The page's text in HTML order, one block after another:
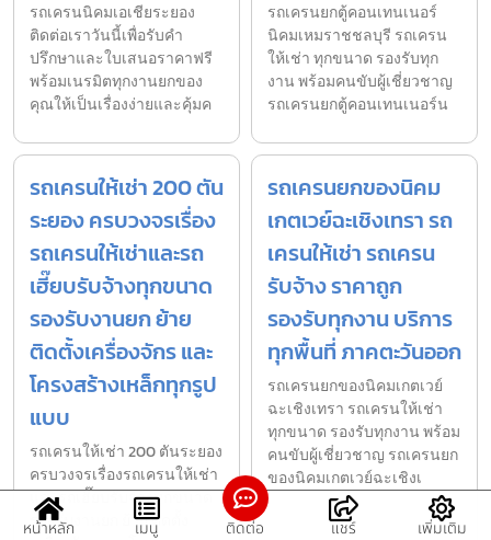
รถเครนนิคมเอเชียระยอง
ติดต่อเราวันนี้เพื่อรับคำ
ปรึกษาและใบเสนอราคาฟรี
พร้อมเนรมิตทุกงานยกของ
คุณให้เป็นเรื่องง่ายและคุ้มค
รถเครนยกตู้คอนเทนเนอร์
นิคมเหมราชชลบุรี รถเครน
ให้เช่า ทุกขนาด รองรับทุก
งาน พร้อมคนขับผู้เชี่ยวชาญ
รถเครนยกตู้คอนเทนเนอร์น
รถเครนให้เช่า 200 ตัน
ระยอง ครบวงจรเรื่อง
รถเครนให้เช่าและรถ
เฮี๊ยบรับจ้างทุกขนาด
รองรับงานยก ย้าย
ติดตั้งเครื่องจักร และ
โครงสร้างเหล็กทุกรูป
แบบ
รถเครนให้เช่า 200 ตันระยอง
ครบวงจรเรื่องรถเครนให้เช่า
และรถเฮี๊ยบรับจ้างทุกขนาด
รองรับงานยก ย้าย ติดตั้ง
รถเครนยกของนิคม
เกตเวย์ฉะเชิงเทรา รถ
เครนให้เช่า รถเครน
รับจ้าง ราคาถูก
รองรับทุกงาน บริการ
ทุกพื้นที่ ภาคตะวันออก
รถเครนยกของนิคมเกตเวย์
ฉะเชิงเทรา รถเครนให้เช่า
ทุกขนาด รองรับทุกงาน พร้อม
คนขับผู้เชี่ยวชาญ รถเครนยก
ของนิคมเกตเวย์ฉะเชิงเ
หน้าหลัก เมนู ติดต่อ แชร์ เพิ่มเติม